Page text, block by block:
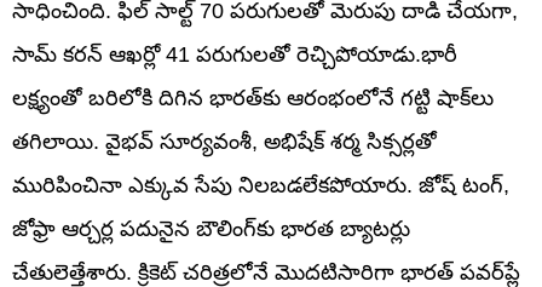
సాధించింది. ఫిల్ సాల్ట్ 70 పరుగులతో మెరుపు దాడి చేయగా,
సామ్ కరన్ ఆఖర్లో 41 పరుగులతో రెచ్చిపోయాడు. ​భారీ
లక్ష్యంతో బరిలోకి దిగిన భారత్‌కు ఆరంభంలోనే గట్టి షాక్‌లు
తగిలాయి. వైభవ్ సూర్యవంశీ, అభిషేక్ శర్మ సిక్సర్లతో
మురిపించినా ఎక్కువ సేపు నిలబడలేకపోయారు. జోష్ టంగ్,
జోఫ్రా ఆర్చర్ల పదునైన బౌలింగ్‌కు భారత బ్యాటర్లు
చేతులెత్తేశారు. క్రికెట్ చరిత్రలోనే మొదటిసారిగా భారత్ పవర్‌ప్లే